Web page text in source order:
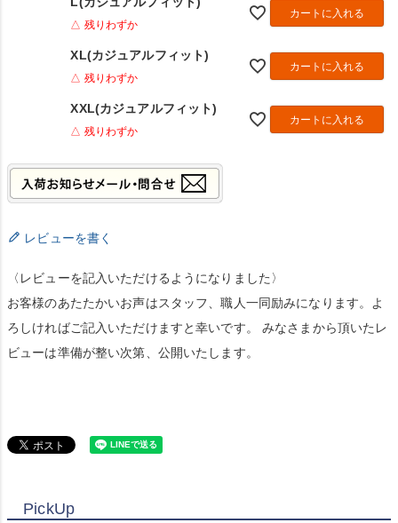
△ 残りわずか
カートに入れる
XL(カジュアルフィット)
△ 残りわずか
カートに入れる
XXL(カジュアルフィット)
△ 残りわずか
カートに入れる
レビューを書く
〈レビューを記入いただけるようになりました〉
お客様のあたたかいお声はスタッフ、職人一同励みになります。よ
ろしければご記入いただけますと幸いです。 みなさまから頂いたレ
ビューは準備が整い次第、公開いたします。
PickUp